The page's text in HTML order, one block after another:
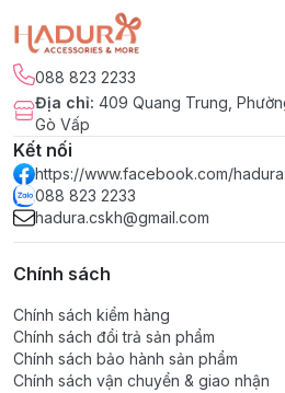
088 823 2233
Địa chỉ: 409 Quang Trung,
Gò Vấp
Kết nối
https://www.facebook.com/
088 823 2233
hadura.cskh@gmail.com
Chính sách
Chính sách kiểm hàng
Chính sách đổi trả sản phẩm
Chính sách bảo hành sản phẩm
Chính sách vận chuyển & giao nhận